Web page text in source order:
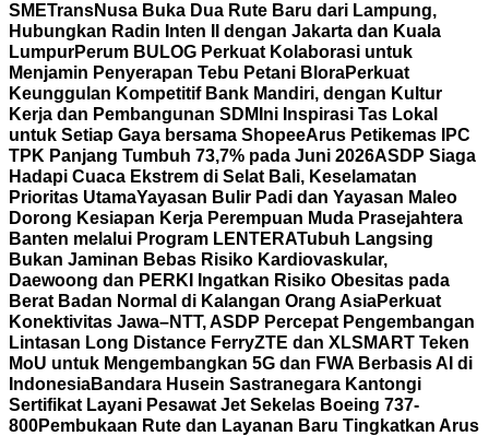
SMETransNusa Buka Dua Rute Baru dari Lampung,
Hubungkan Radin Inten II dengan Jakarta dan Kuala
LumpurPerum BULOG Perkuat Kolaborasi untuk
Menjamin Penyerapan Tebu Petani BloraPerkuat
Keunggulan Kompetitif Bank Mandiri, dengan Kultur
Kerja dan Pembangunan SDM Ini Inspirasi Tas Lokal
untuk Setiap Gaya bersama ShopeeArus Petikemas IPC
TPK Panjang Tumbuh 73,7% pada Juni 2026ASDP Siaga
Hadapi Cuaca Ekstrem di Selat Bali, Keselamatan
Prioritas UtamaYayasan Bulir Padi dan Yayasan Maleo
Dorong Kesiapan Kerja Perempuan Muda Prasejahtera
Banten melalui Program LENTERATubuh Langsing
Bukan Jaminan Bebas Risiko Kardiovaskular,
Daewoong dan PERKI Ingatkan Risiko Obesitas pada
Berat Badan Normal di Kalangan Orang AsiaPerkuat
Konektivitas Jawa–NTT, ASDP Percepat Pengembangan
Lintasan Long Distance FerryZTE dan XLSMART Teken
MoU untuk Mengembangkan 5G dan FWA Berbasis AI di
IndonesiaBandara Husein Sastranegara Kantongi
Sertifikat Layani Pesawat Jet Sekelas Boeing 737-
800Pembukaan Rute dan Layanan Baru Tingkatkan Arus